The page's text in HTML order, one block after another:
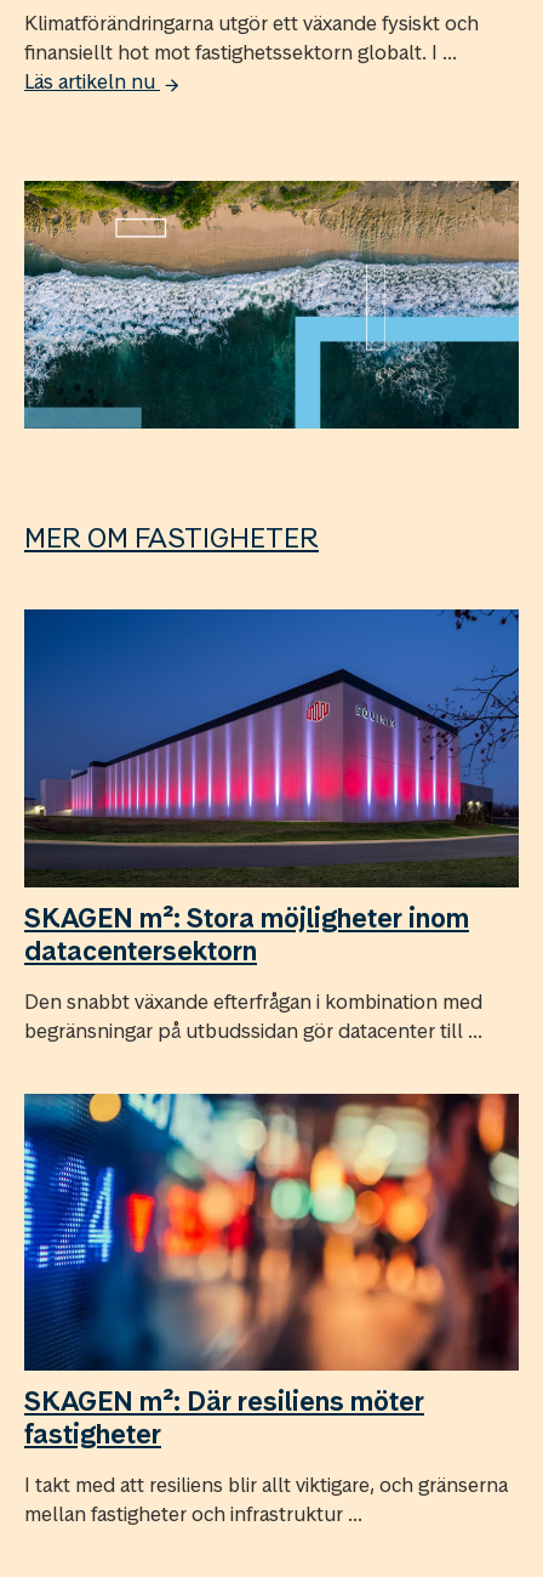
Klimatförändringarna utgör ett växande fysiskt och
finansiellt hot mot fastighetssektorn globalt. I ...
Läs artikeln nu
MER OM FASTIGHETER
SKAGEN m²: Stora möjligheter inom
datacentersektorn
Den snabbt växande efterfrågan i kombination med
begränsningar på utbudssidan gör datacenter till ...
SKAGEN m²: Där resiliens möter
fastigheter
I takt med att resiliens blir allt viktigare, och gränserna
mellan fastigheter och infrastruktur ...